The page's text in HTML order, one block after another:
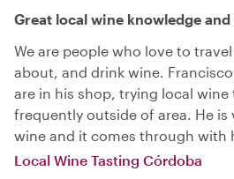
Great local wine knowledge and
We are people who love to
about, and drink wine.
are in his shop, trying local
frequently outside of area. He is
wine and it comes through with
Local Wine Tasting Córdoba